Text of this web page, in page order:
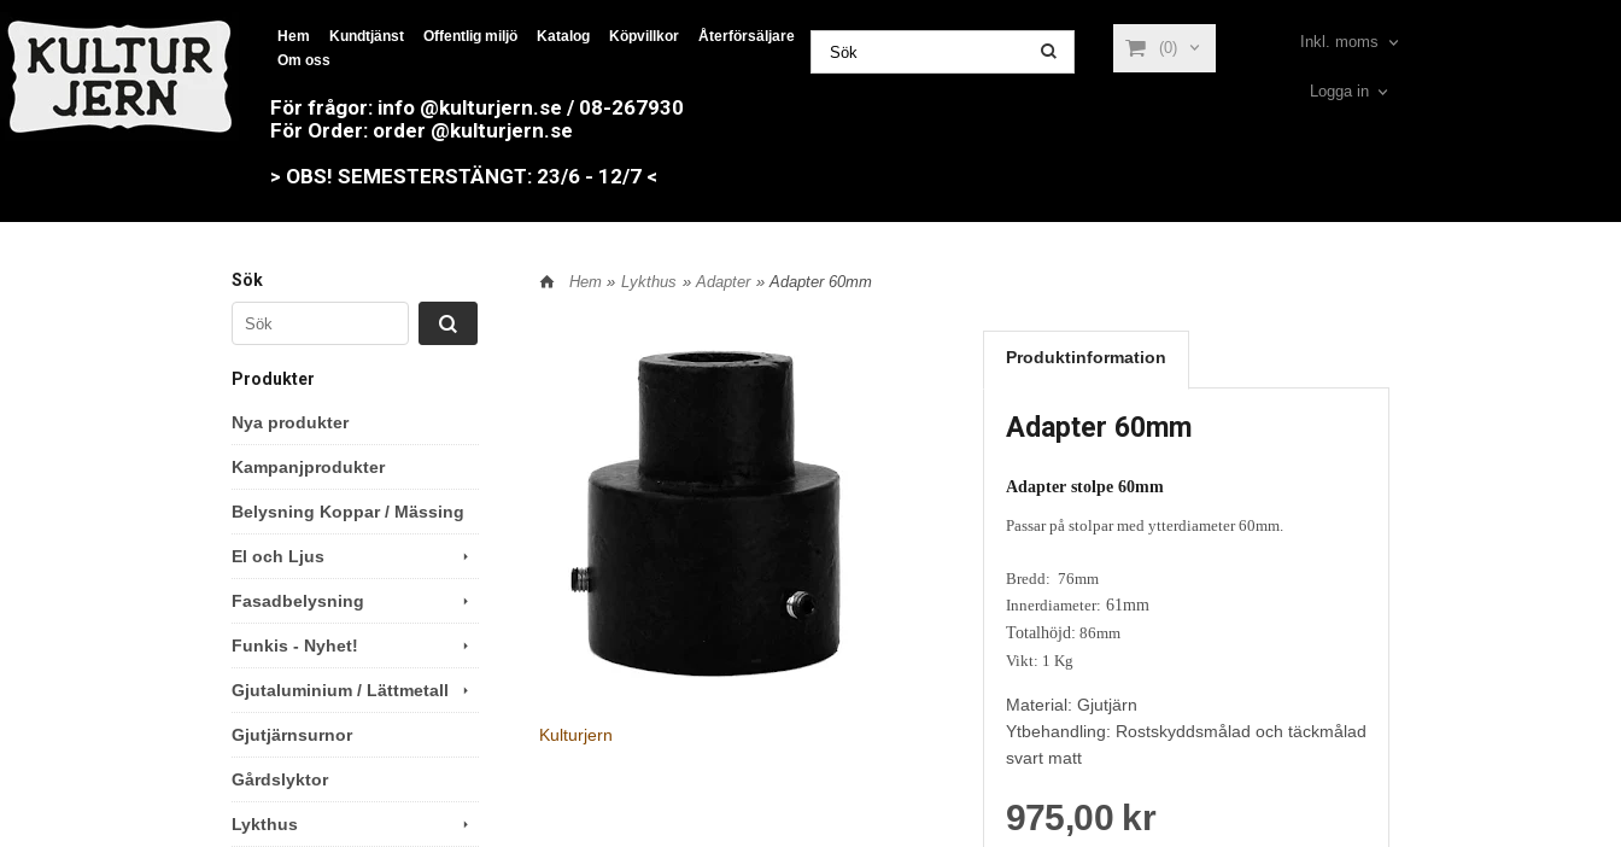
Hem Kundtjänst Offentlig miljö Katalog Köpvillkor
Återförsäljare
Om oss
För frågor: info @kulturjern.se / 08-267930
För Order: order @kulturjern.se
> OBS! SEMESTERSTÄNGT: 23/6 - 12/7 <
(0) Inkl. moms
Logga in
Sök
Produkter
Nya produkter
Kampanjprodukter
Belysning Koppar / Mässing
El och Ljus
Fasadbelysning
Funkis - Nyhet!
Gjutaluminium / Lättmetall
Gjutjärnsurnor
Gårdslyktor
Lykthus
Hem » Lykthus »Adapter » Adapter 60mm
Kulturjern
Produktinformation
Adapter 60mm
Adapter stolpe 60mm
Passar på stolpar med ytterdiameter 60mm.
Bredd: 76mm
Innerdiameter: 61mm
Totalhöjd: 86mm
Vikt: 1 Kg
Material: Gjutjärn
Ytbehandling: Rostskyddsmålad och täckmålad
svart matt
975,00 kr